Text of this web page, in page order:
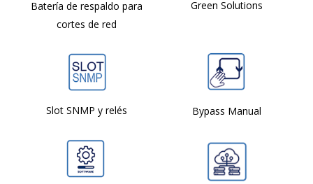
Batería de respaldo para
cortes de red
Green Solutions
Slot SNMP y relés Bypass Manual